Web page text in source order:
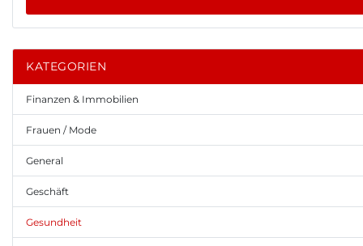
KATEGORIEN
Finanzen & Immobilien
Frauen / Mode
General
Geschäft
Gesundheit